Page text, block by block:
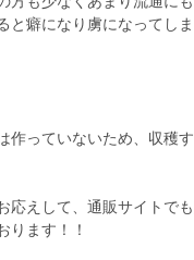
と癖になり虜になってし
作っていないため、収穫
応えして、通販サイトで
ります！！